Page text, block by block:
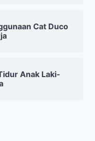
Cat Duco
Anak Laki-